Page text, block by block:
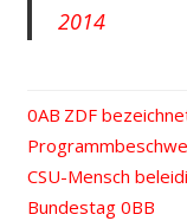
2014
Beitrags-
Navigation
Vorheriger
Beitrag:
ZDF
Nächster
Beitrag:
CSU-Mensch
Bundestag